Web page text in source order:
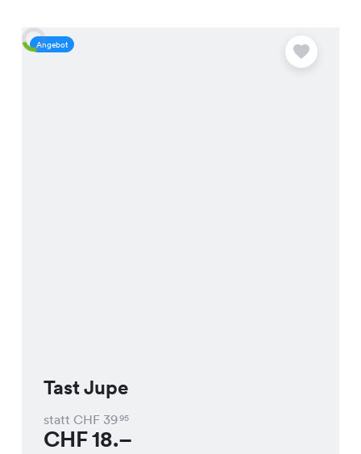
Angebot
Tast Jupe
statt CHF 3995
CHF18.–